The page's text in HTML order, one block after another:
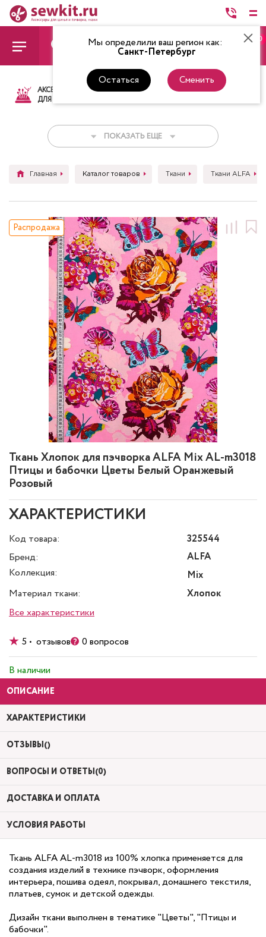
Мы определили ваш регион как:
Санкт-Петербург
Остаться Сменить
0
АКСЕССУАРЫ
ДЛЯ ШИТЬЯ
ТКАНИ НИТКИ
ПОКАЗАТЬ ЕЩЕ
Главная Каталог товаров Ткани Ткани ALFA
Ткань Хлопок для пэчворка ALFA Mix AL-m3018
Птицы и бабочки Цветы Белый Оранжевый
Розовый
Распродажа
ХАРАКТЕРИСТИКИ
Код товара:
325544
Бренд:
ALFA
Коллекция:
Mix
Материал ткани:
Хлопок
Все характеристики
5 • отзывов 0 вопросов
В наличии
ОПИСАНИЕ
ХАРАКТЕРИСТИКИ
ОТЗЫВЫ()
ВОПРОСЫ И ОТВЕТЫ(0)
ДОСТАВКА И ОПЛАТА
УСЛОВИЯ РАБОТЫ
Ткань ALFA AL-m3018 из 100% хлопка применяется для
создания изделий в технике пэчворк, оформления
интерьера, пошива одеял, покрывал, домашнего текстиля,
платьев, сумок и детской одежды.
Дизайн ткани выполнен в тематике "Цветы", "Птицы и
бабочки".